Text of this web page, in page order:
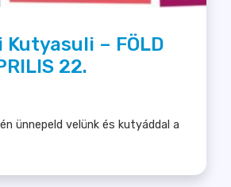
– FÖLD
22.
ünnepeld velünk és kutyáddal a